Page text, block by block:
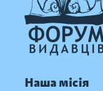
Наша місія